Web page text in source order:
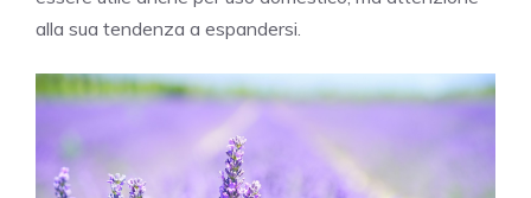
alla sua tendenza a espandersi.